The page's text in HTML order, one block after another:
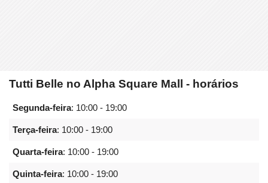
Tutti Belle no Alpha Square Mall - horários
Segunda-feira: 10:00 - 19:00
Terça-feira: 10:00 - 19:00
Quarta-feira: 10:00 - 19:00
Quinta-feira: 10:00 - 19:00